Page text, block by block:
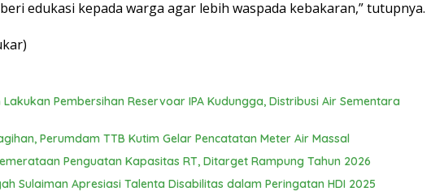
edukasi kepada warga agar lebih waspada kebakaran,” tutupnya.
Pembersihan Reservoar IPA Kudungga, Distribusi Air Sementara
Perumdam TTB Kutim Gelar Pencatatan Meter Air Massal
Penguatan Kapasitas RT, Ditarget Rampung Tahun 2026
Sulaiman Apresiasi Talenta Disabilitas dalam Peringatan HDI 2025